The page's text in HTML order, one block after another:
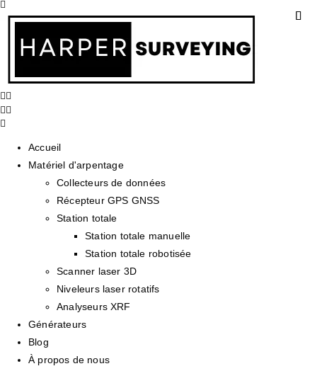
Accueil
Matériel d'arpentage
Collecteurs de données
Récepteur GPS GNSS
Station totale
Station totale manuelle
Station totale robotisée
Scanner laser 3D
Niveleurs laser rotatifs
Analyseurs XRF
Générateurs
Blog
À propos de nous